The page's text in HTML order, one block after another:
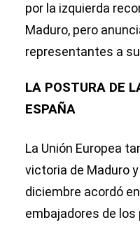
por la izquierda
Maduro, pero
representantes a
LA POSTURA DE
ESPAÑA
La Unión Europea
victoria de Maduro
diciembre acordó
embajadores de